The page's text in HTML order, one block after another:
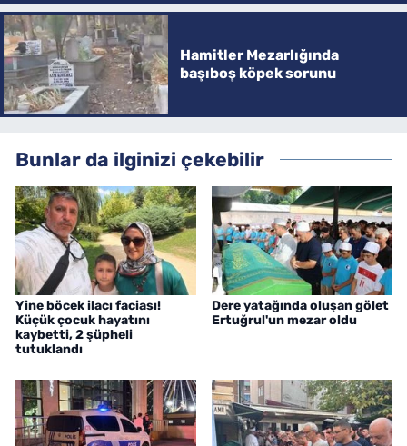
Hamitler Mezarlığında
başıboş köpek sorunu
Bunlar da ilginizi çekebilir
Yine böcek ilacı faciası!
Küçük çocuk hayatını
kaybetti, 2 şüpheli
tutuklandı
Dere yatağında oluşan gölet
Ertuğrul'un mezar oldu